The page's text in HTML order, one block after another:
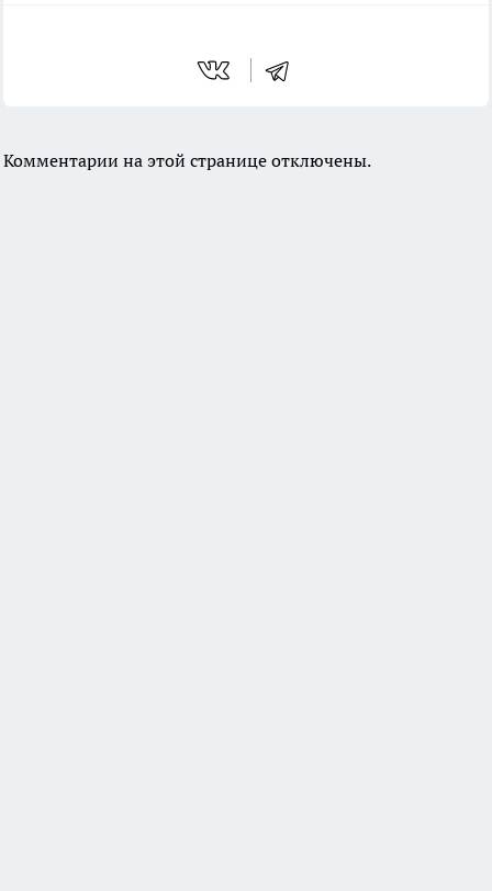
Комментарии на этой странице отключены.